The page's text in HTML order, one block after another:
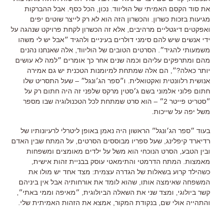
את סוד הקסם האמיתי של הוליווד. נכון, הכל כסף. אבל ההברקות
מגיעות בזכות כשרון. והכשרון הזה הוא לא רק לייצר שוטים יפים
ואפקטים דיגטליים מרהיבים, אלא זה הכשרון לקחת פרויקט שנהגה על
ידי אנשים שיש להם סימני דולרים בעיניים ולהגיד ״אבל יש לי משהו
משמעותי להגיד״. הסרטים הטובים של הוליווד, אלה שאנחנו נהנים
מהם ומתרפקים עליהם וכמה שנים אחר כך אומרים ״למה לא עושים
יותר כאלה?״, הם אלה שמתחת למיומנות הטכנית יש גם אמירה
אנושית רלוונטית ואקטואלית. ו״ספר הג׳ונגל״ – שעל התסריט שלו
חתום פלוני אלמוני בשם ג׳סטין מרקס שלפני זה היה חתום רק על
״סטריט פייטר 2״ – הוא סרט שמתחת לכל הטכנולוגיה שבו מספר
משל יפה על שייכות.
בעוד ״ספר הג׳ונגל״ הראשון היה נאמן באופן ליטרלי לרעיונותיו של
רדיארד קיפלינג, שעל ספריו מבוססים הסרטים, על המתח שבין האדם
ובין הטבע, הסרט הנוכחי הוא משל על ילדים מאומצים ומשפחות
מאמצות. המתח הדרמטי והתימאטי עוסק בבניית זהות אישית,
כשהילד קרוע בשאלות של הגדרה עצמית: מצד אחד יש מולו את
המשפחה שאימצה אותו, שהוא לומד את אורחותיה אבל אין ביניהם
קשר ביולוגי, ומצד שני את השאלה הביולוגית, ״מאיפה וממי באתי״,
והתהייה אולי שם, בנקודת המקור, אמצא את הזהות האמיתית שלי.